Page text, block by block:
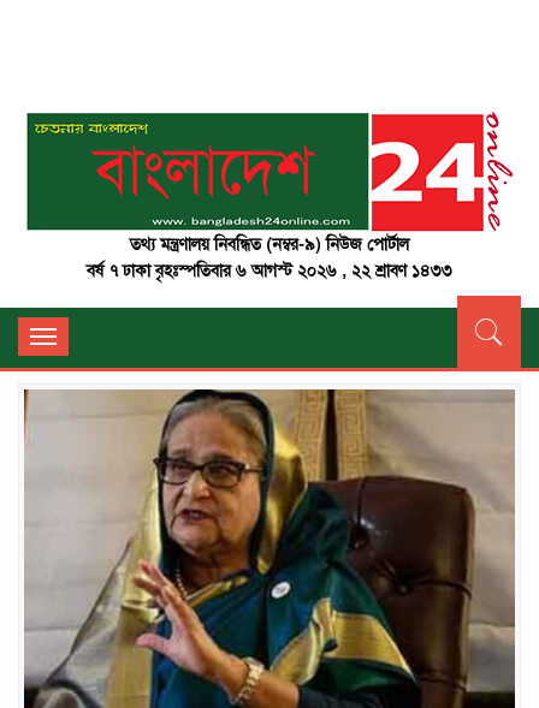
তথ্য মন্ত্রণালয় নিবন্ধিত (নম্বর-৯) নিউজ পোর্টাল
বর্ষ ৭ ঢাকা বৃহঃস্পতিবার ৬ আগস্ট ২০২৬ , ২২ শ্রাবণ ১৪৩৩
Toggle
navigation